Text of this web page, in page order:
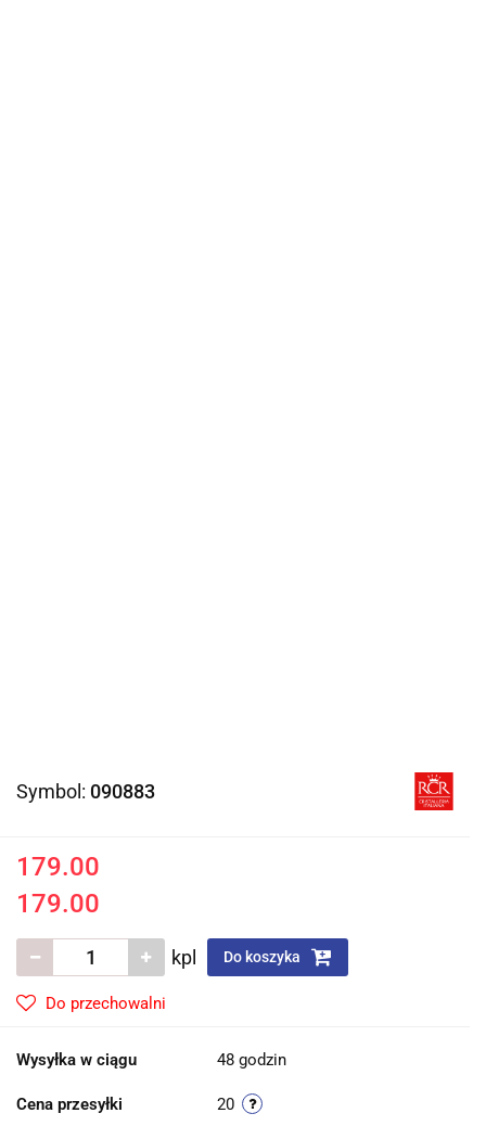
Symbol: 090883
179.00
179.00
kpl Do koszyka
Do przechowalni
Wysyłka w ciągu 48 godzin
Cena przesyłki 20